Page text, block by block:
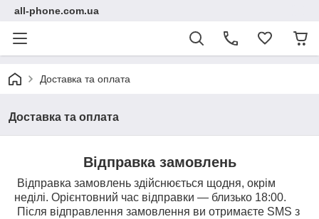
all-phone.com.ua
Доставка та оплата
Доставка та оплата
Відправка замовлень
Відправка замовлень здійснюється щодня, окрім
неділі. Орієнтовний час відправки — близько 18:00.
Після відправлення замовлення ви отримаєте SMS з